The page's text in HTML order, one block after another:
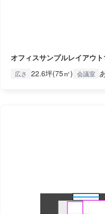
オフィスサンプルレイアウ
広さ 22.6坪(75㎡) 会議室